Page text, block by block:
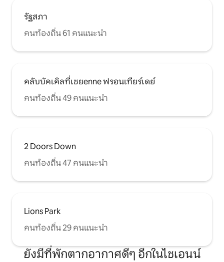
รัฐสภา
คนท้องถิ่น 61 คนแนะนำ
คลับบัคเคิลที่เชยenne ฟรอนเทียร์เดย์
คนท้องถิ่น 49 คนแนะนำ
2 Doors Down
คนท้องถิ่น 47 คนแนะนำ
Lions Park
คนท้องถิ่น 29 คนแนะนำ
ยังมีที่พักตากอากาศดีๆ อีกในไชเอนน์